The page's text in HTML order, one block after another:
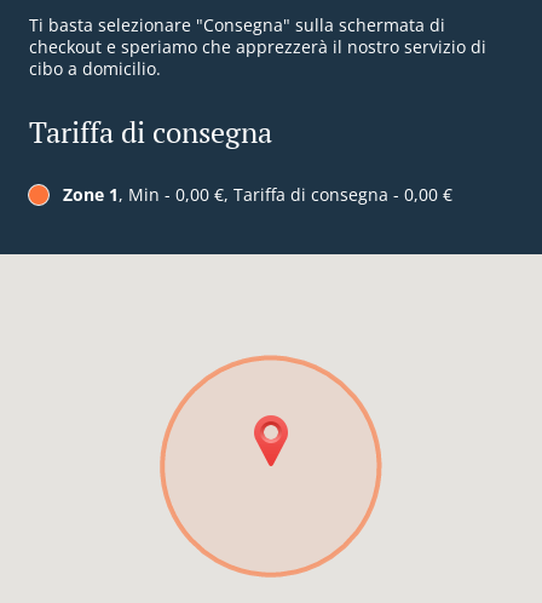
Ti basta selezionare "Consegna" sulla schermata di
checkout e speriamo che apprezzerà il nostro servizio di
cibo a domicilio.
Tariffa di consegna
Zone 1, Min - 0,00 €, Tariffa di consegna - 0,00 €